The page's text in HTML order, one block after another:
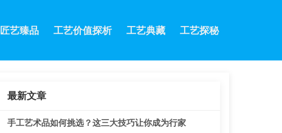
匠艺臻品 工艺价值探析 工艺典藏 工艺探秘
最新文章
手工艺术品如何挑选？这三大技巧让你成为行家